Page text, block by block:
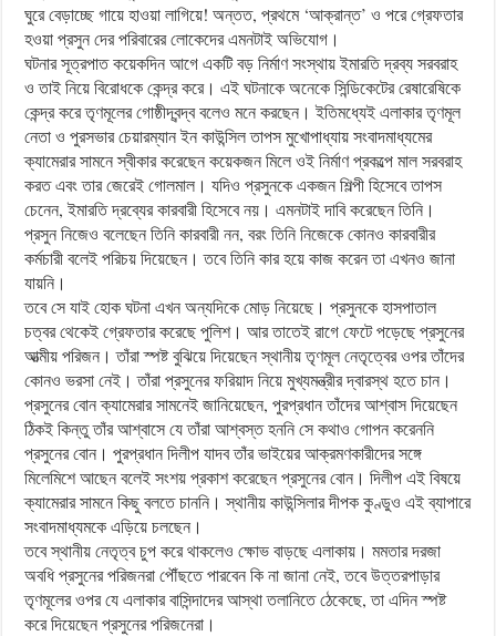
ঘুরে বেড়াচ্ছে গায়ে হাওয়া লাগিয়ে! অন্তত, প্রথমে ‘আক্রান্ত’ ও পরে গ্রেফতার
হওয়া প্রসুন দের পরিবারের লোকেদের এমনটাই অভিযোগ।
ঘটনার সূত্রপাত কয়েকদিন আগে একটি বড় নির্মাণ সংস্থায় ইমারতি দ্রব্য সরবরাহ
ও তাই নিয়ে বিরোধকে কেন্দ্র করে। এই ঘটনাকে অনেকে সিন্ডিকেটের রেষারেষিকে
কেন্দ্র করে তৃণমূলের গোষ্ঠীদ্বন্দ্ব বলেও মনে করছেন। ইতিমধ্যেই এলাকার তৃণমূল
নেতা ও পুরসভার চেয়ারম্যান ইন কাউন্সিল তাপস মুখোপাধ্যায় সংবাদমাধ্যমের
ক্যামেরার সামনে স্বীকার করেছেন কয়েকজন মিলে ওই নির্মাণ প্রকল্পে মাল সরবরাহ
করত এবং তার জেরেই গোলমাল। যদিও প্রসুনকে একজন শিল্পী হিসেবে তাপস
চেনেন, ইমারতি দ্রব্যের কারবারী হিসেবে নয়। এমনটাই দাবি করেছেন তিনি।
প্রসুন নিজেও বলেছেন তিনি কারবারী নন, বরং তিনি নিজেকে কোনও কারবারীর
কর্মচারী বলেই পরিচয় দিয়েছেন। তবে তিনি কার হয়ে কাজ করেন তা এখনও জানা
যায়নি।
তবে সে যাই হোক ঘটনা এখন অন্যদিকে মোড় নিয়েছে। প্রসুনকে হাসপাতাল
চত্বর থেকেই গ্রেফতার করেছে পুলিশ। আর তাতেই রাগে ফেটে পড়েছে প্রসুনের
আত্মীয় পরিজন। তাঁরা স্পষ্ট বুঝিয়ে দিয়েছেন স্থানীয় তৃণমূল নেতৃত্বের ওপর তাঁদের
কোনও ভরসা নেই। তাঁরা প্রসুনের ফরিয়াদ নিয়ে মুখ্যমন্ত্রীর দ্বারস্থ হতে চান।
প্রসুনের বোন ক্যামেরার সামনেই জানিয়েছেন, পুরপ্রধান তাঁদের আশ্বাস দিয়েছেন
ঠিকই কিন্তু তাঁর আশ্বাসে যে তাঁরা আশ্বস্ত হননি সে কথাও গোপন করেননি
প্রসুনের বোন। পুরপ্রধান দিলীপ যাদব তাঁর ভাইয়ের আক্রমণকারীদের সঙ্গে
মিলেমিশে আছেন বলেই সংশয় প্রকাশ করেছেন প্রসুনের বোন। দিলীপ এই বিষয়ে
ক্যামেরার সামনে কিছু বলতে চাননি। স্থানীয় কাউন্সিলার দীপক কুণ্ডুও এই ব্যাপারে
সংবাদমাধ্যমকে এড়িয়ে চলছেন।
তবে স্থানীয় নেতৃত্ব চুপ করে থাকলেও ক্ষোভ বাড়ছে এলাকায়। মমতার দরজা
অবধি প্রসুনের পরিজনরা পৌঁছতে পারবেন কি না জানা নেই, তবে উত্তরপাড়ার
তৃণমূলের ওপর যে এলাকার বাসিন্দাদের আস্থা তলানিতে ঠেকেছে, তা এদিন স্পষ্ট
করে দিয়েছেন প্রসুনের পরিজনেরা।